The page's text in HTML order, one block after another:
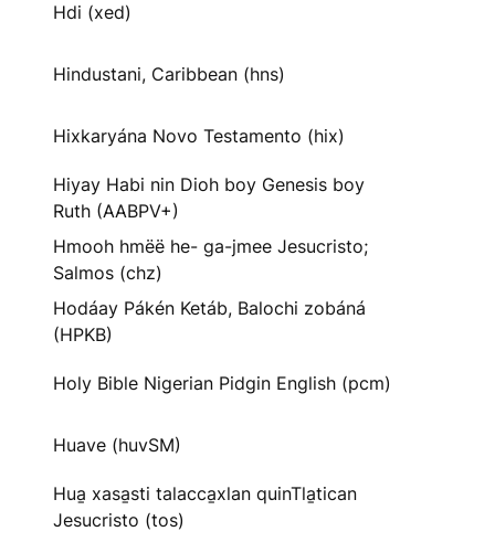
Hdi (xed)
Hindustani, Caribbean (hns)
Hixkaryána Novo Testamento (hix)
Hiyay Habi nin Dioh boy Genesis boy
Ruth (AABPV+)
Hmooh hmëë he- ga-jmee Jesucristo;
Salmos (chz)
Hodáay Pákén Ketáb, Balochi zobáná
(HPKB)
Holy Bible Nigerian Pidgin English (pcm)
Huave (huvSM)
Hua̱ xasa̱sti talacca̱xlan quinTla̱tican
Jesucristo (tos)